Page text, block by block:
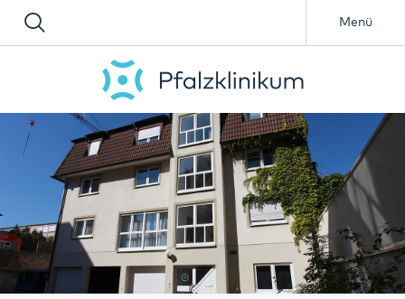
Menü